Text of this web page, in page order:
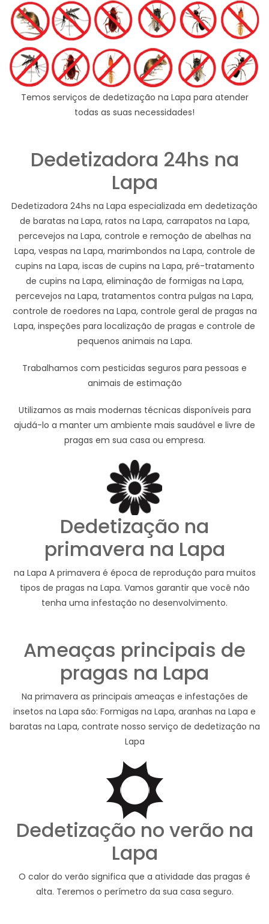
Temos serviços de dedetização na Lapa para atender
todas as suas necessidades!
Dedetizadora 24hs na
Lapa
Dedetizadora 24hs na Lapa especializada em dedetização
de baratas na Lapa, ratos na Lapa, carrapatos na Lapa,
percevejos na Lapa, controle e remoção de abelhas na
Lapa, vespas na Lapa, marimbondos na Lapa, controle de
cupins na Lapa, iscas de cupins na Lapa, pré-tratamento
de cupins na Lapa, eliminação de formigas na Lapa,
percevejos na Lapa, tratamentos contra pulgas na Lapa,
controle de roedores na Lapa, controle geral de pragas na
Lapa, inspeções para localização de pragas e controle de
pequenos animais na Lapa.
Trabalhamos com pesticidas seguros para pessoas e
animais de estimação
Utilizamos as mais modernas técnicas disponíveis para
ajudá-lo a manter um ambiente mais saudável e livre de
pragas em sua casa ou empresa.
Dedetização na
primavera na Lapa
na Lapa A primavera é época de reprodução para muitos
tipos de pragas na Lapa. Vamos garantir que você não
tenha uma infestação no desenvolvimento.
Ameaças principais de
pragas na Lapa
Na primavera as principais ameaças e infestações de
insetos na Lapa são: Formigas na Lapa, aranhas na Lapa e
baratas na Lapa, contrate nosso serviço de dedetização na
Lapa
Dedetização no verão na
Lapa
O calor do verão significa que a atividade das pragas é
alta. Teremos o perímetro da sua casa seguro.